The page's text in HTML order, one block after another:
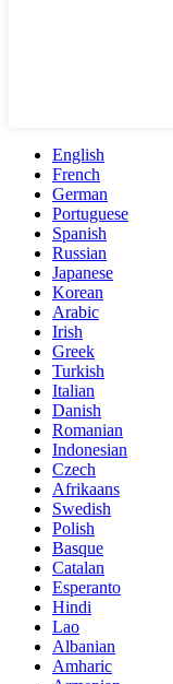
English
French
German
Portuguese
Spanish
Russian
Japanese
Korean
Arabic
Irish
Greek
Turkish
Italian
Danish
Romanian
Indonesian
Czech
Afrikaans
Swedish
Polish
Basque
Catalan
Esperanto
Hindi
Lao
Albanian
Amharic